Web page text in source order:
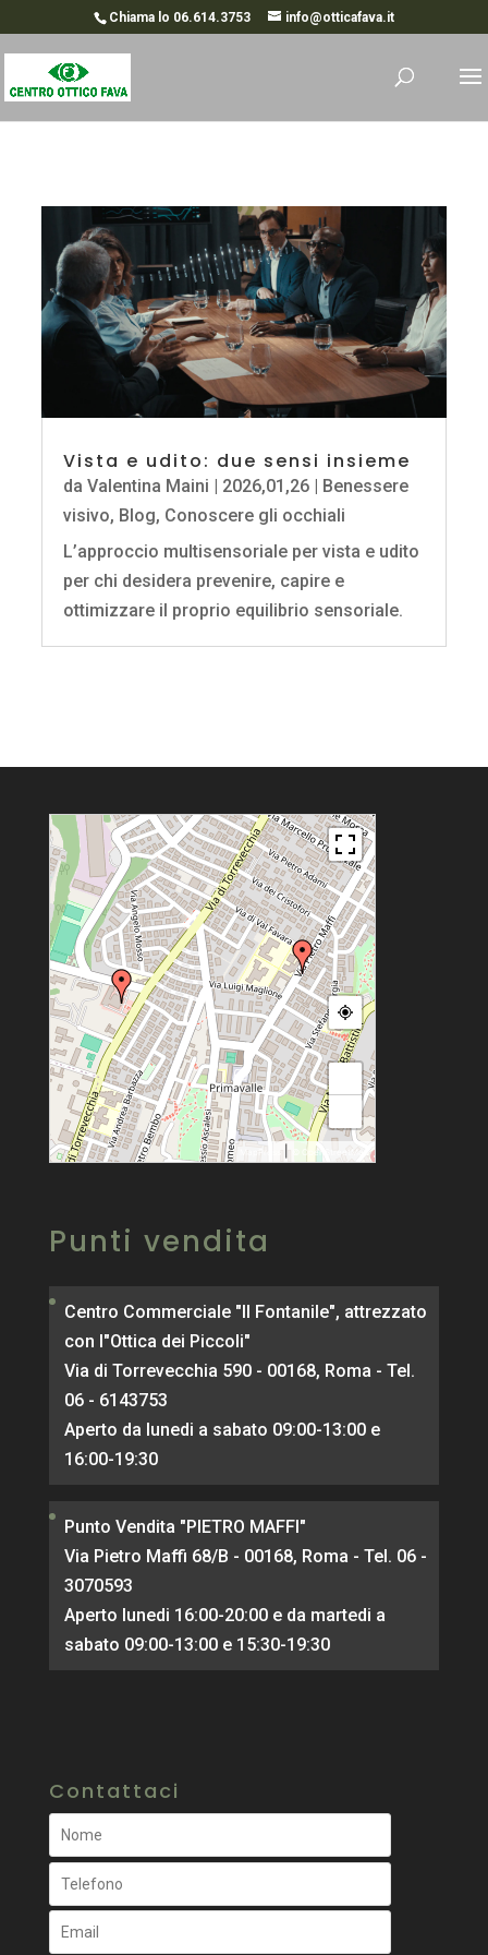
Chiama lo 06.614.3753 info@otticafava.it
Vista e udito: due sensi insieme
daValentina Maini 2026,01,26
Benessere
visivo, Blog, Conoscere gli occhiali
L’approccio multisensoriale per vista e udito
per chi desidera prevenire, capire e
ottimizzare il proprio equilibrio sensoriale.
© OpenStreetMap
Punti vendita
Centro Commerciale "Il Fontanile", attrezzato
con l"Ottica dei Piccoli"
Via di Torrevecchia 590 - 00168, Roma - Tel.
06 - 6143753
Aperto da lunedi a sabato 09:00-13:00 e
16:00-19:30
Punto Vendita "PIETRO MAFFI"
Via Pietro Maffi 68/B - 00168, Roma - Tel. 06 -
3070593
Aperto lunedi 16:00-20:00 e da martedi a
sabato 09:00-13:00 e 15:30-19:30
Contattaci